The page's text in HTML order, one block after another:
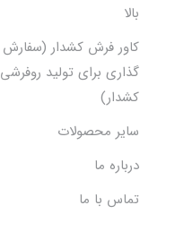
بالا
کاور فرش کشدار (سفارش
گذاری برای تولید روفرشی
کشدار)
سایر محصولات
درباره ما
تماس با ما